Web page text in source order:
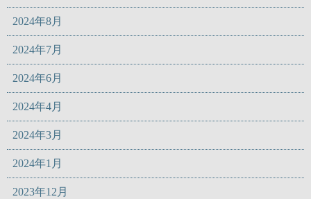
2024年8月
2024年7月
2024年6月
2024年4月
2024年3月
2024年1月
2023年12月